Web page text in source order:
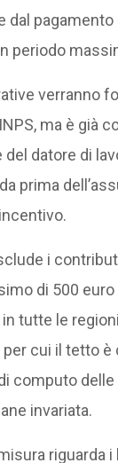
dal
periodo
verranno
ma è già
datore di
prima
i
di 500
tutte le
cui il tetto è
computo
invariata.
riguarda i